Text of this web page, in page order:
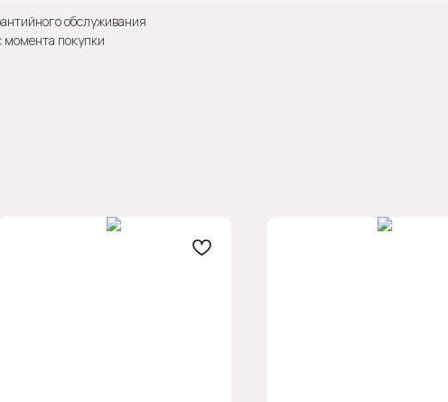
обслуживания
момента покупки